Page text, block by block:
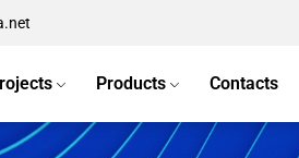
Products Contacts